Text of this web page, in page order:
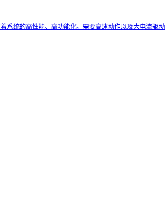
系统的高性能、高功能化，需要高速动作以及大电流驱